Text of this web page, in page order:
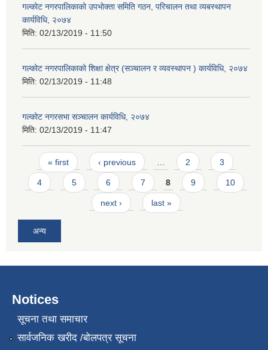
गल्कोट नगरपालिकाको उपभोक्ता समिति गठन, परिचालन तथा व्यबस्थापन
कार्यविधि, २०७४
मिति: 02/13/2019 - 11:50
गल्कोट नगरपालिकाको शिक्षा क्षेत्र (सञ्चालन र व्यवस्थापन ) कार्यविधि, २०७४
मिति: 02/13/2019 - 11:48
गल्कोट नगरसभा सञ्चालन कार्यविधि, २०७४
मिति: 02/13/2019 - 11:47
Pages
« first ‹ previous 2 3
4 5 6 7 8 9 10
next › last »
अन्य
Notices
सूचना तथा समाचार
सार्वजनिक खरीद /बोलपत्र सूचना